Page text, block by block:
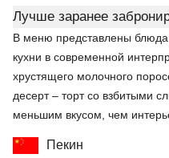
Лучше заранее
В меню представлены
кухни в современной
хрустящего молочного
десерт – торт со взбитыми
меньшим вкусом, чем
Пекин